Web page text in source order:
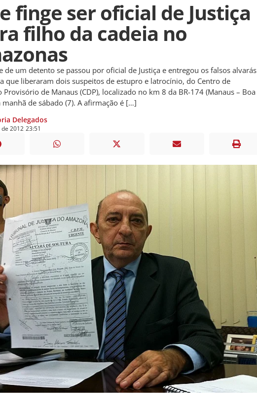
finge ser oficial de Justiça
filho da cadeia no
um detento se passou por oficial de Justiça e entregou os falsos alvarás
que liberaram dois suspeitos de estupro e latrocínio, do Centro de
Provisório de Manaus (CDP), localizado no km 8 da BR-174 (Manaus – Boa
manhã de sábado (7). A afirmação é […]
Delegados
de2012 23:51